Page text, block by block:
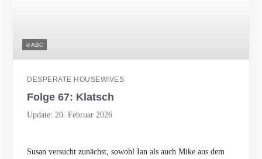
© ABC
DESPERATE HOUSEWIVES
Folge 67: Klatsch
Update: 20. Februar 2026
Susan versucht zunächst, sowohl Ian als auch Mike aus dem